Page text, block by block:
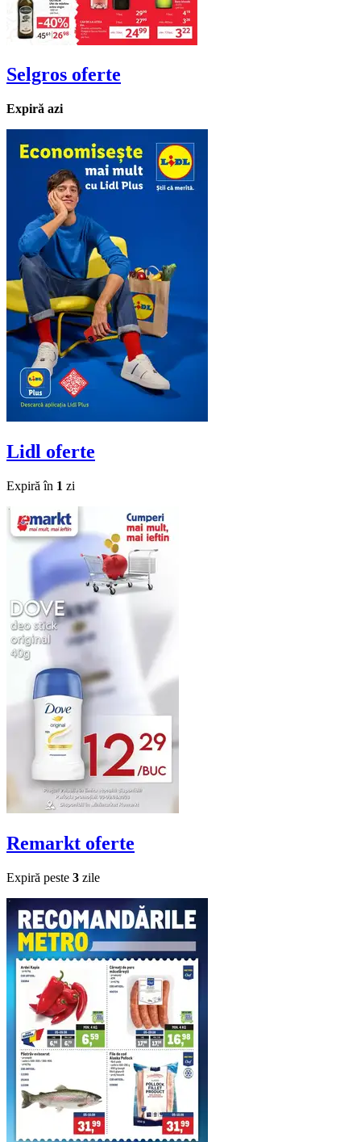
Selgros oferte
Expiră azi
Lidl oferte
Expiră în 1 zi
Remarkt oferte
Expiră peste 3 zile